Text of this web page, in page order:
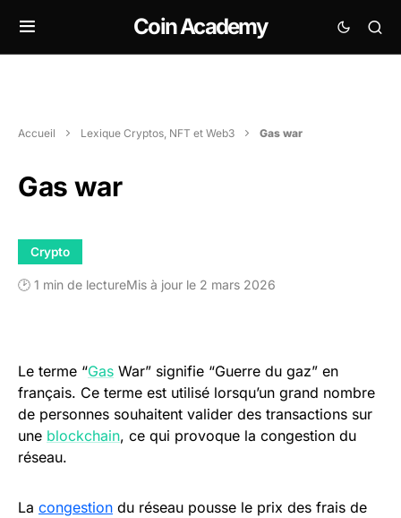
Coin Academy
Accueil Lexique Cryptos, NFT et Web3 Gas war
Gas war
Crypto
🕑 1 min de lectureMis à jour le 2 mars 2026
Le terme “Gas War” signifie “Guerre du gaz” en
français. Ce terme est utilisé lorsqu’un grand nombre
de personnes souhaitent valider des transactions sur
une blockchain, ce qui provoque la congestion du
réseau.
La congestion du réseau pousse le prix des frais de